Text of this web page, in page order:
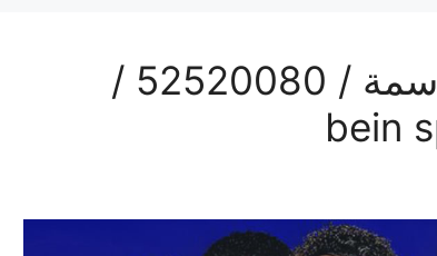
رقم موزع بين سبورت الدسمة / 52520080 /